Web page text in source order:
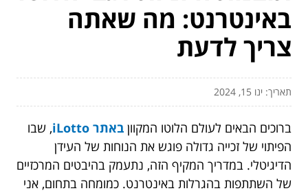
באינטרנט: מה שאתה
צריך לדעת
תאריך: ינו 15, 2024
ברוכים הבאים לעולם הלוטו המקוון באתר iLotto
, שבו
הפיתוי של זכייה גדולה פוגש את הנוחות של העידן
הדיגיטלי. במדריך המקיף הזה, נתעמק בהיבטים המרכזיים
של השתתפות בהגרלות באינטרנט. כמומחה בתחום, אני